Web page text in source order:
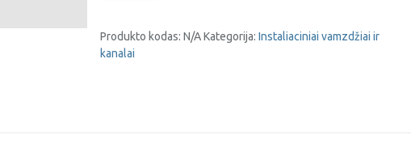
jungtis
Produkto kodas: N/A Kategorija: Instaliaciniai vamzdžiai ir
kanalai